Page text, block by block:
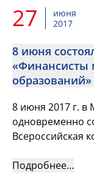
27
июня
2017
8 июня
образований»
8 июня 2017 г. в
одновременно
Всероссийская
условиях» и
Подробнее…